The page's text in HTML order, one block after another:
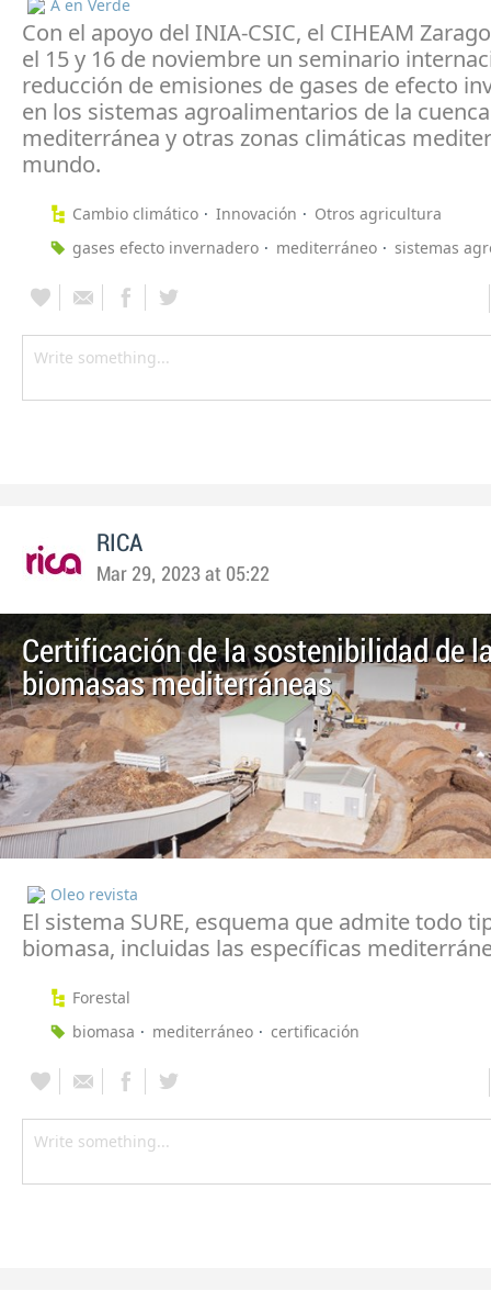
A en Verde
Con el apoyo del INIA-CSIC, el CIHEAM
el 15 y 16 de noviembre un seminario
reducción de emisiones de gases de efecto
en los sistemas agroalimentarios de la cuenca
mediterránea y otras zonas climáticas
mundo.
Cambio climático Innovación
Otros agricultura
gases efecto invernadero
mediterráneo sistemas
RICA
Mar 29, 2023 at 05:22
Certificación de la sostenibilidad de
biomasas mediterráneas
Oleo revista
El sistema SURE, esquema que admite todo
biomasa, incluidas las específicas
Forestal
biomasa
mediterráneo certificación